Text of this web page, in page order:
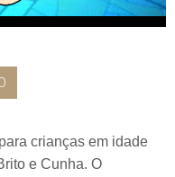
crianças em idade
e Cunha. O